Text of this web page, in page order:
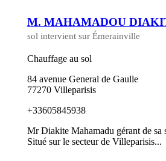
M. MAHAMADOU
sol intervient sur Émerainville
Chauffage au sol
84 avenue General de Gaulle
77270 Villeparisis
+33605845938
Mr Diakite Mahamadu gérant de sa
Situé sur le secteur de Villeparisis...